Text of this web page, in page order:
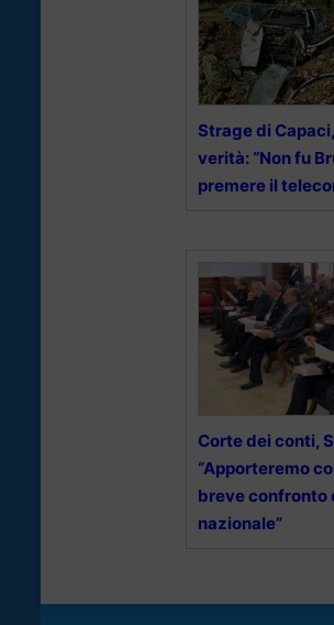
Strage di
verità: “Non fu
premere il
Corte dei conti,
“Apporteremo
breve confronto
nazionale”